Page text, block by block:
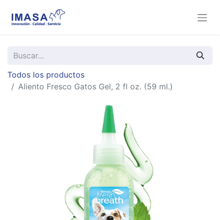
Todos los productos
Aliento Fresco Gatos Gel, 2 fl oz. (59 ml.)